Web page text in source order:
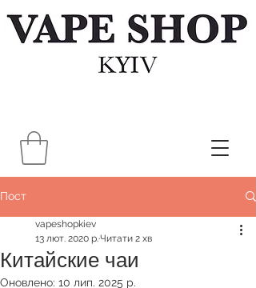
Пост
Китайские чаи
vapeshopkiev
13 лют. 2020 р. Читати 2 хв
Оновлено: 10 лип. 2025 р.